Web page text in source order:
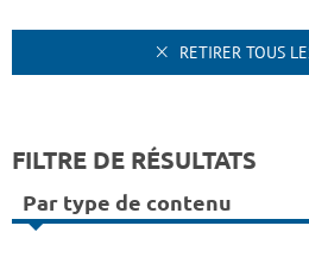
RETIRER TOUS
FILTRE DE RÉSULTATS
Par type de contenu